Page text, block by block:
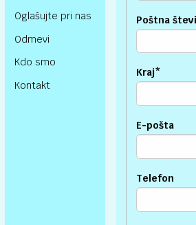
Oglašujte pri nas
Odmevi
Kdo smo
Kontakt
Poštna
Kraj*
E-pošta
Telefon